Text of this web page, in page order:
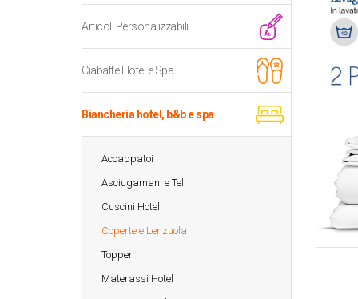
Articoli Personalizzabili
Ciabatte Hotel e Spa
Biancheria hotel, b&b e spa
Accappatoi
Asciugamani e Teli
Cuscini Hotel
Coperte e Lenzuola
Topper
Materassi Hotel